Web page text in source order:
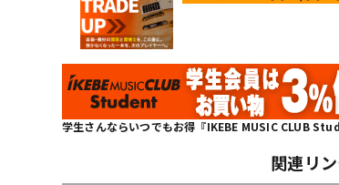
学生さんならいつでもお得『IKEBE MUSIC CLUB
関連リ